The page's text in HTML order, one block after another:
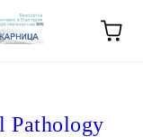
Pathology